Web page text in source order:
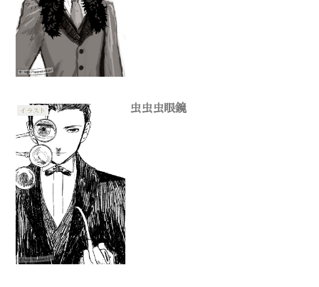
イラスト 虫虫虫眼鏡